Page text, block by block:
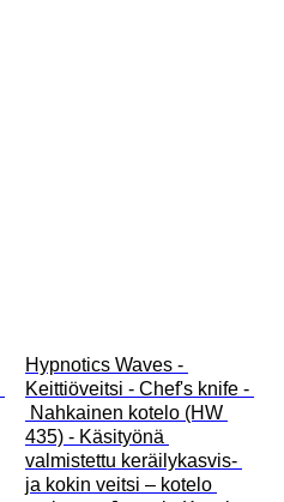
Hypnotics Waves -
Keittiöveitsi - Chef's knife -
Nahkainen kotelo (HW
435) - Käsityönä
valmistettu keräilykasvis-
ja kokin veitsi – kotelo